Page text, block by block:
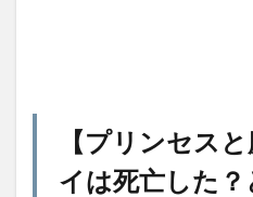
【プリンセス
イは死亡した